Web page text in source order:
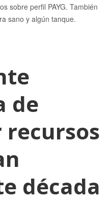
sobre perfil PAYG. También
sano y algún tanque.
de
década